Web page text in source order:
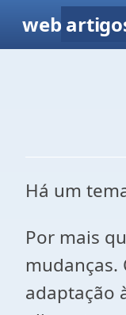
web
Há um
Por mais
adaptação